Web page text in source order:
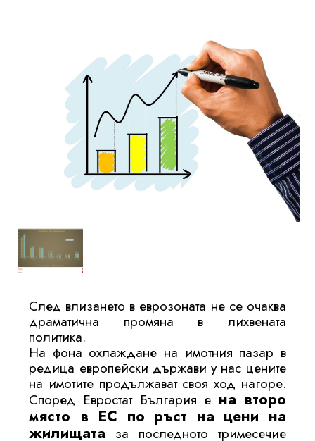
След влизането в еврозоната не се очаква
драматична промяна в лихвената
политика.
На фона охлаждане на имотния пазар в
редица европейски държави у нас цените
на имотите продължават своя ход нагоре.
Според Евростат България е на второ
място в ЕС по ръст на цени на
жилищата за последното тримесечие